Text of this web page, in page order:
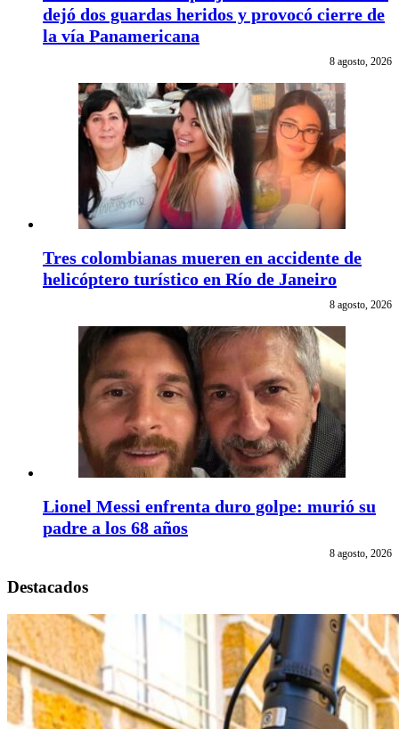
dejó dos guardas heridos y provocó cierre de
la vía Panamericana
8 agosto, 2026
Tres colombianas mueren en accidente de
helicóptero turístico en Río de Janeiro
8 agosto, 2026
Lionel Messi enfrenta duro golpe: murió su
padre a los 68 años
8 agosto, 2026
Destacados